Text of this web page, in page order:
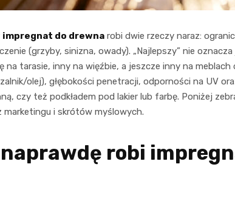
impregnat do drewna robi dwie rzeczy naraz:
(grzyby, sinizna, owady). „Najlepszy” nie
na tarasie, inny na więźbie, a jeszcze inny na
olej), głębokości penetracji, odporności na UV
czy też podkładem pod lakier lub farbę. Poniżej
marketingu i skrótów myślowych.
robi